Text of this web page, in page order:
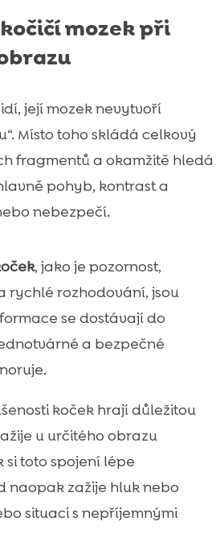
mozek při
její mozek nevytvoří
Místo toho skládá celkový
fragmentů a okamžitě hledá
pohyb, kontrast a
nebezpečí.
, jako je pozornost,
rychlé rozhodování, jsou
se dostávají do
a bezpečné
koček hrají důležitou
u určitého obrazu
si toto spojení lépe
naopak zažije hluk nebo
situaci s nepříjemnými